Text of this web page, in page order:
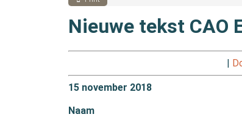
Nieuwe tekst CAO
|
15 november 2018
Naam